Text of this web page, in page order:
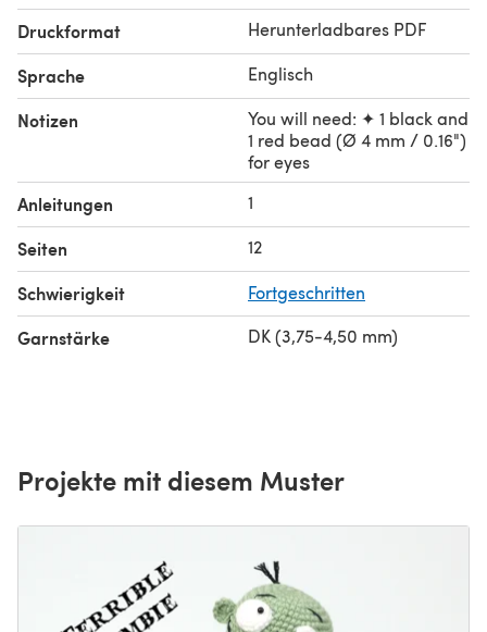
Druckformat Herunterladbares PDF
Sprache Englisch
Notizen
You will need: ✦ 1 black and
1 red bead (Ø 4 mm / 0.16")
for eyes
Anleitungen 1
Seiten 12
Schwierigkeit Fortgeschritten
Garnstärke DK (3,75-4,50 mm)
Projekte mit diesem Muster